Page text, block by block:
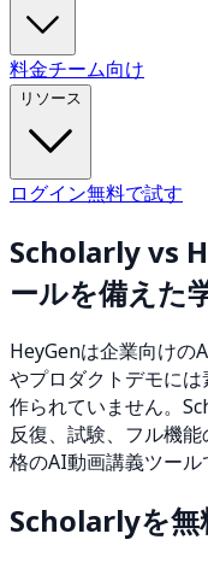
料金チーム向け
リソース
ログイン無料で試す
Scholarly vs
ールを備えた
HeyGenは企業向けの
やプロダクトデモに
作られていません。
反復、試験、フル機
格のAI動画講義ツール
Scholarlyを無